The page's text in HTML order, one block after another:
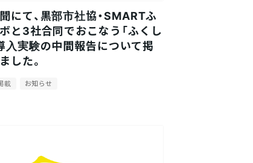
にて、黒部市社協・SMARTふ
と3社合同でおこなう「ふくし
入実験の中間報告について掲
した。
載 お知らせ